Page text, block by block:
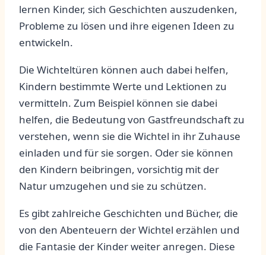
lernen ⁣Kinder, sich Geschichten auszudenken,
Probleme zu lösen und ihre eigenen Ideen ⁤zu ​
entwickeln.
Die Wichteltüren können auch dabei ‍helfen,
Kindern bestimmte Werte⁣ und Lektionen zu
vermitteln. Zum Beispiel können sie dabei
helfen, die Bedeutung von Gastfreundschaft zu
verstehen, wenn sie die Wichtel in ihr Zuhause
einladen und für sie sorgen. Oder sie können
den Kindern beibringen, vorsichtig mit der
Natur umzugehen und sie zu schützen.
Es gibt zahlreiche Geschichten und Bücher, die ​
von den Abenteuern ⁢der Wichtel erzählen ‍und
die Fantasie der Kinder weiter anregen. Diese